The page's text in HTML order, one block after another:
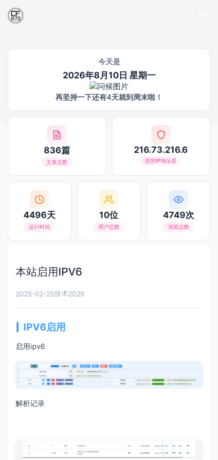
今天是
2026年8月10日 星期一
再坚持一下还有4天就到周末啦！
836篇
文章总数
216.73.216.6
您的IP地址是
4496天
运行时间
10位
用户总数
4749次
浏览总数
本站启用IPV6
2025-02-25技术2025
IPV6启用
启用ipv6
解析记录